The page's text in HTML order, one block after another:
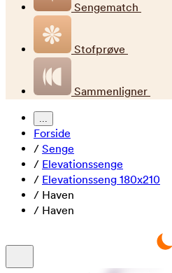
Sengematch
Stofprøve
Sammenligner
...
Forside
/ Senge
/ Elevationssenge
/ Elevationsseng 180x210
/ Haven
/ Haven